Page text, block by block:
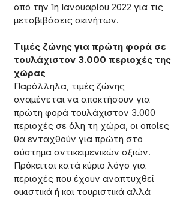
από την 1η Ιανουαρίου 2022 για τις
μεταβιβάσεις ακινήτων.
Τιμές ζώνης για πρώτη φορά σε
τουλάχιστον 3.000 περιοχές της
χώρας
Παράλληλα, τιμές ζώνης
αναμένεται να αποκτήσουν για
πρώτη φορά τουλάχιστον 3.000
περιοχές σε όλη τη χώρα, οι οποίες
θα ενταχθούν για πρώτη στο
σύστημα αντικειμενικών αξιών.
Πρόκειται κατά κύριο λόγο για
περιοχές που έχουν αναπτυχθεί
οικιστικά ή και τουριστικά αλλά